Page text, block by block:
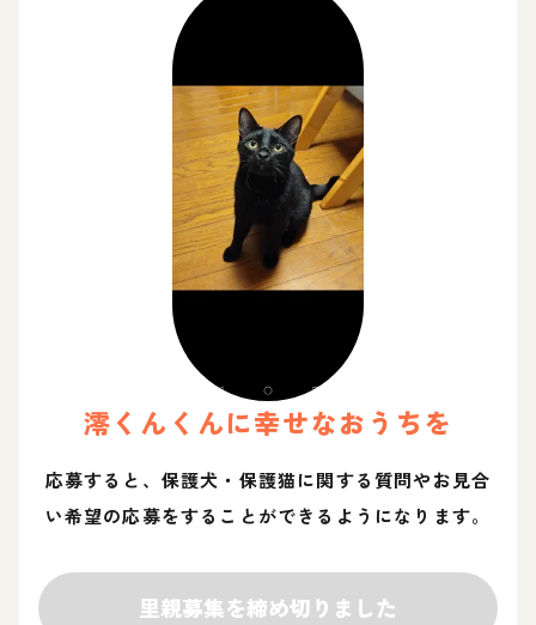
澪くん くんに幸せなおうちを
応募すると、保護犬・保護猫に関する質問やお見合
い希望の応募をすることができるようになります。
里親募集を締め切りました